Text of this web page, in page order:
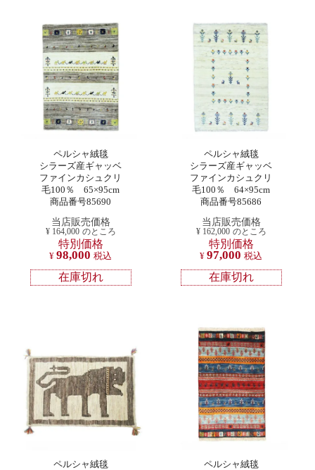
ペルシャ絨毯
シラーズ産ギャッベ
ファインカシュクリ
毛100％ 65×95cm
商品番号85690
当店販売価格
¥ 164,000 のところ
特別価格
¥ 98,000 税込
在庫切れ
ペルシャ絨毯
シラーズ産ギャッベ
ファインカシュクリ
毛100％ 64×95cm
商品番号85686
当店販売価格
¥ 162,000 のところ
特別価格
¥ 97,000 税込
在庫切れ
ペルシャ絨毯
ペルシャ絨毯